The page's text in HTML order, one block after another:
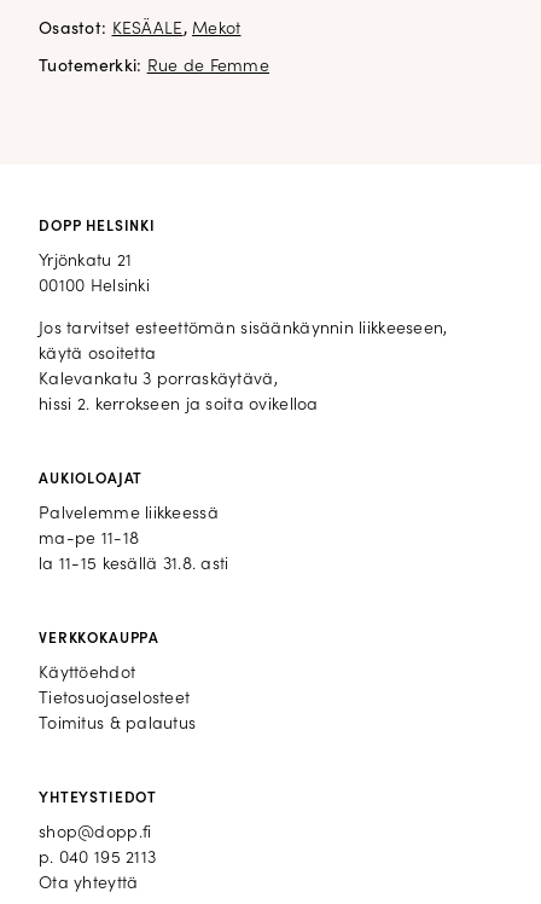
Silitys yksi piste
Osastot: KESÄALE, Mekot
Tuotemerkki: Rue de Femme
DOPP HELSINKI
Yrjönkatu 21
00100 Helsinki
Jos tarvitset esteettömän sisäänkäynnin liikkeeseen,
käytä osoitetta
Kalevankatu 3 porraskäytävä,
hissi 2. kerrokseen ja soita ovikelloa
AUKIOLOAJAT
Palvelemme liikkeessä
ma-pe 11-18
la 11-15 kesällä 31.8. asti
VERKKOKAUPPA
Käyttöehdot
Tietosuojaselosteet
Toimitus & palautus
YHTEYSTIEDOT
shop@dopp.fi
p. 040 195 2113
Ota yhteyttä